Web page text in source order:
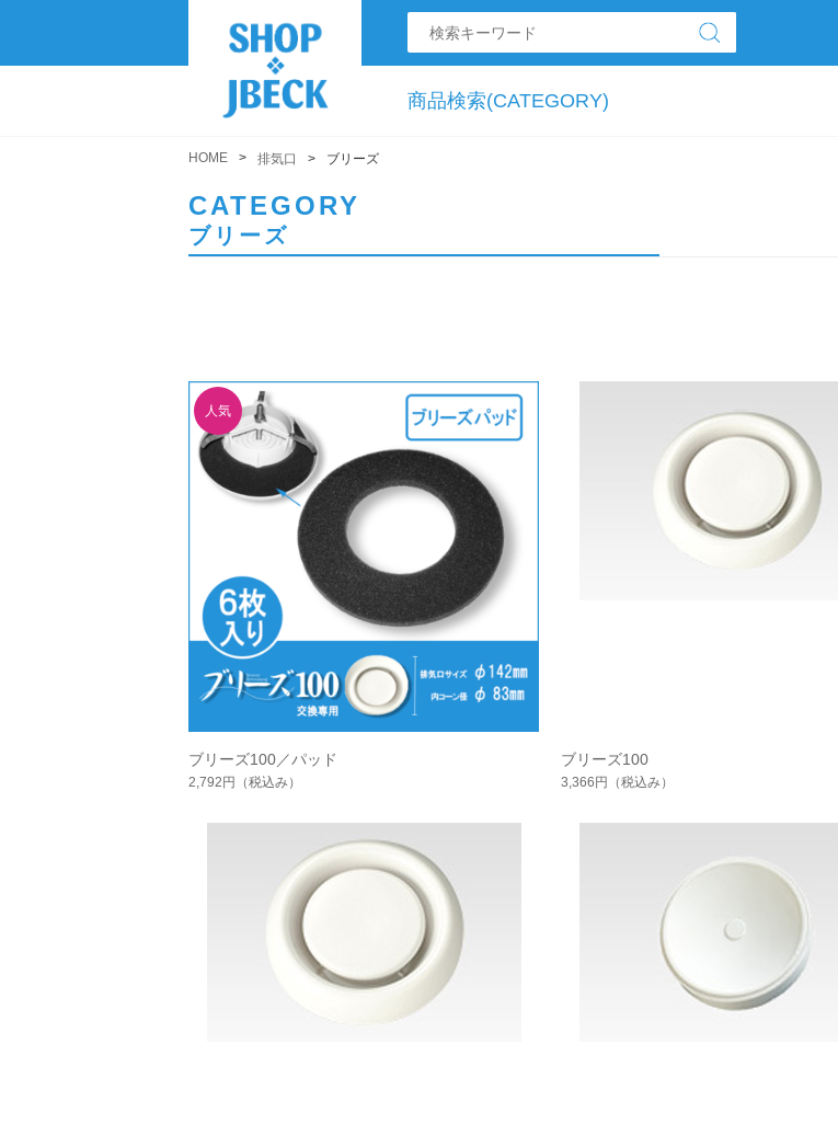
商品検索(CATEGORY)
HOME 排気口 ブリーズ
CATEGORY
ブリーズ
ブリーズ100／パッド
2,792円 （税込み）
ブリーズ100
3,366円 （税込み）